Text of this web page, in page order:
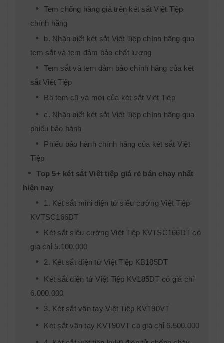
Tem chống hàng giả trên két sắt Việt Tiệp
chính hãng
b. Nhận biết két sắt Việt Tiệp chính hãng qua
tem sắt và tem đảm bảo chất lượng
Tem sắt và tem đảm bảo chính hãng của két
sắt Việt Tiệp
Bộ tem cũ và mới của két sắt Việt Tiệp
c. Nhận biết két sắt Việt Tiệp chính hãng qua
phiếu bảo hành
Phiếu bảo hành chính hãng của két sắt Việt
Tiệp
Top 5+ két sắt Việt tiệp giá rẻ bán chạy nhất
hiện nay
1. Két sắt mini điện tử siêu cường Việt Tiệp
KVTSC166ĐT
Két sắt siêu cường Việt Tiệp KVTSC166DT có
giá chỉ 5.100.000
2. Két sắt điện tử Việt Tiệp KB185DT
Két sắt điện tử Việt Tiệp KV185DT có giá chỉ
6.000.000
3. Két sắt vân tay Việt Tiệp KVT90VT
Két sắt vân tay KVT90VT có giá chỉ 6.500.000